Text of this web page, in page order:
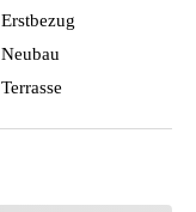
Erstbezug
Neubau
Terrasse